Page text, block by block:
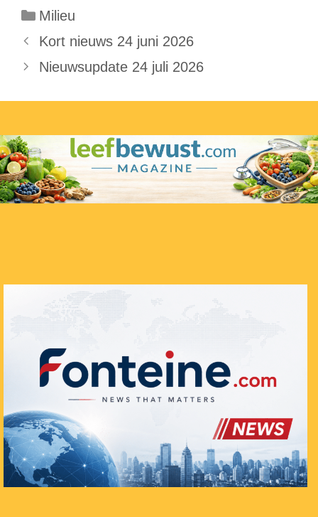
Categorieën
Milieu
Kort nieuws 24 juni 2026
Nieuwsupdate 24 juli 2026